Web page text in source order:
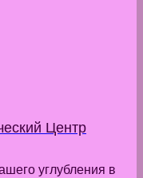
Центр
углубления в